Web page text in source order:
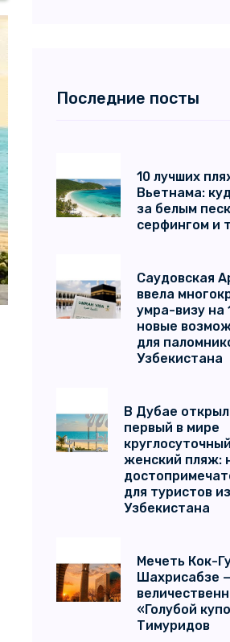
Последние посты
10 лучших
Вьетнама:
за белым
серфингом и
Саудовская
ввела
умра-визу на
новые
для
Узбекистана
В Дубае
первый в мире
круглосуточный
женский пляж:
для туристов из
Узбекистана
Мечеть Кок-
Шахрисабзе
«Голубой
Тимуридов